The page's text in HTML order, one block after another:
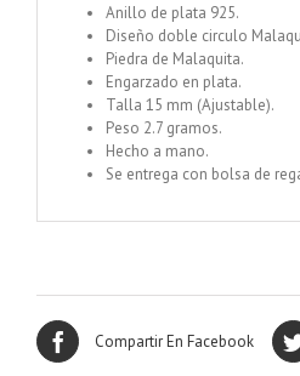
Anillo de plata 925.
Diseño doble circulo
Piedra de Malaquita.
Engarzado en plata.
Talla 15 mm (Ajustable).
Peso 2.7 gramos.
Hecho a mano.
Se entrega con bolsa de
Compartir En Facebook